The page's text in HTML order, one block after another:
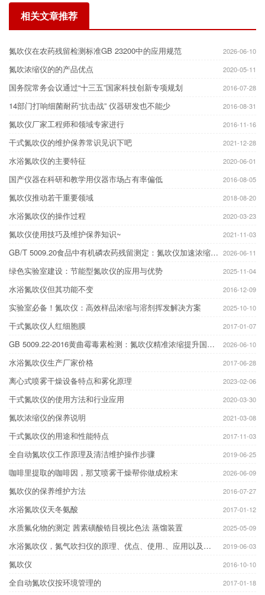
相关文章推荐
氮吹仪在农药残留检测标准GB 23200中的应用规范 2026-06-10
氮吹浓缩仪的的产品优点 2020-05-11
国务院常务会议通过“十三五”国家科技创新专项规划 2016-07-28
14部门打响细菌耐药“抗击战” 仪器研发也不能少 2016-08-31
氮吹仪厂家工程师和领域专家进行 2016-11-16
干式氮吹仪的维护保养常识见识下吧 2021-12-28
水浴氮吹仪的主要特征 2020-06-01
国产仪器在科研和教学用仪器市场占有率偏低 2016-08-05
氮吹仪推动若干重要领域 2018-08-20
水浴氮吹仪的操作过程 2020-03-23
氮吹仪使用技巧及维护保养知识~ 2021-11-03
GB/T 5009.20食品中有机磷农药残留测定：氮吹仪加速浓缩提升检测效率 2026-06-11
绿色实验室建设：节能型氮吹仪的应用与优势 2025-11-04
水浴氮吹仪但其功能不变 2016-12-09
实验室必备！氮吹仪：高效样品浓缩与溶剂挥发解决方案 2025-10-10
干式氮吹仪人红细胞膜 2017-01-07
GB 5009.22-2016黄曲霉毒素检测：氮吹仪精准浓缩提升国标方法检测下限 2026-06-10
水浴氮吹仪生产厂家价格 2017-06-28
离心式喷雾干燥设备特点和雾化原理 2023-02-06
干式氮吹仪的使用方法和行业应用 2020-03-30
氮吹浓缩仪的保养说明 2021-03-08
干式氮吹仪的用途和性能特点 2017-11-03
全自动氮吹仪工作原理及清洁维护操作步骤 2019-06-25
咖啡里提取的咖啡因，那艾喷雾干燥帮你做成粉末 2026-06-09
氮吹仪的保养维护方法 2016-07-27
水浴氮吹仪天冬氨酸 2017-01-12
水质氟化物的测定 茜素磺酸锆目视比色法 蒸馏装置 2025-05-09
水浴氮吹仪，氮气吹扫仪的原理、优点、使用.、应用以及注意事项 2019-06-03
氮吹仪 2016-10-10
全自动氮吹仪按环境管理的 2017-01-18